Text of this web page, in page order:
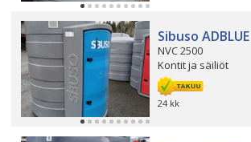
Sibuso ADBLUE
NVC 2500
Kontit ja säiliöt
24 kk